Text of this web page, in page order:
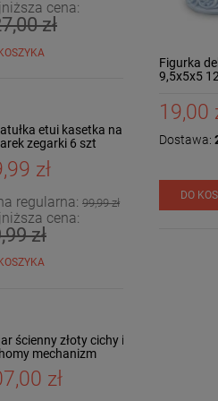
cena:
zł
etui kasetka na
zegarki 6 szt
zł
regularna: 99,99 zł
cena:
zł
ścienny złoty cichy i
mechanizm
HTBE9569
zł
Figurka
9,5x5x5
19,00
Dostawa:
DO